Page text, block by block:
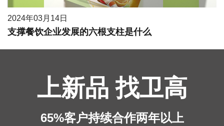
2024年03月14日
支撑餐饮企业发展的六根支柱是什么
上新品 找卫高
65%客户持续合作两年以上